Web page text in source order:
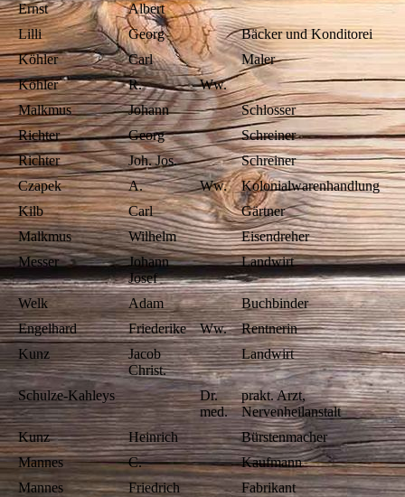
Ernst
Albert
Lilli
Georg
Bäcker und Konditorei
Köhler
Carl
Maler
Köhler
R.
Ww.
Malkmus
Johann
Schlosser
Richter
Georg
Schreiner
Richter
Joh. Jos.
Schreiner
Czapek
A. Ww.
Kolonialwarenhandlung
Kilb
Carl
Gärtner
Malkmus
Wilhelm
Eisendreher
Messer
Johann
Josef
Landwirt
Welk Adam
Buchbinder
Engelhard
Friederike Ww.
Rentnerin
Kunz
Jacob
Christ.
Landwirt
Schulze-Kahleys
Dr.
med.
prakt. Arzt,
Nervenheilanstalt
Kunz
Heinrich
Bürstenmacher
Mannes
C.
Kaufmann
Mannes
Friedrich
Fabrikant